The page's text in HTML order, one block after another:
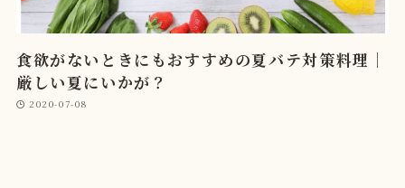
食欲がないときにもおすすめの夏バテ対策料理｜
厳しい夏にいかが？
2020-07-08